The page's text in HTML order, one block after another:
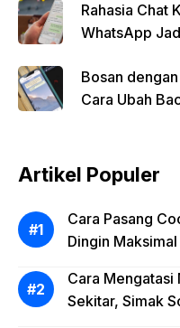
Rahasia Chat
WhatsApp
Bosan
Cara Ubah
Artikel Populer
Cara Pasang
Dingin Maksimal
Cara Mengatasi
Sekitar, Simak